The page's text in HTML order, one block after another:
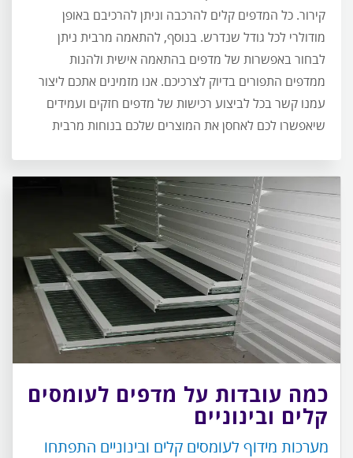
קירור. כל המדפים קלים להרכבה וניתן להרכיבם באופן
מודולרי לכל גודל שנדרש. בנוסף, להתאמה מרבית ניתן
לבחור באפשרות של מדפים בהתאמה אישית ולהנות
ממדפים התפורים בדיוק לצרכיכם. אנו מזמינים אתכם ליצור
עמנו קשר בכל לביצוע רכישות של מדפים חזקים ועמידים
שיאפשרו לכם לאחסן את המוצרים שלכם בנוחות מרבית
כמה עובדות על מדפים לעומסים
קלים ובינוניים
מערכות מידוף לעומסים קלים ובינוניים התפתחו